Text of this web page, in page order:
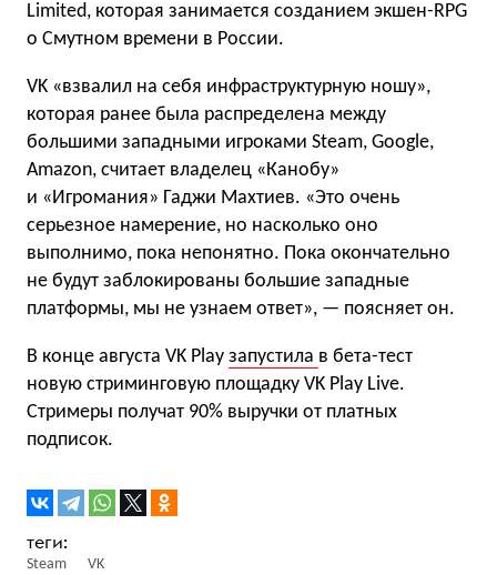
Limited, которая занимается созданием экшен-RPG
о Смутном времени в России.
VK «взвалил на себя инфраструктурную ношу»,
которая ранее была распределена между
большими западными игроками Steam, Google,
Amazon, считает владелец «Канобу»
и «Игромания» Гаджи Махтиев. «Это очень
серьезное намерение, но насколько оно
выполнимо, пока непонятно. Пока окончательно
не будут заблокированы большие западные
платформы, мы не узнаем ответ», — поясняет он.
В конце августа VK Play запустила в бета-тест
новую стриминговую площадку VK Play Live.
Стримеры получат 90% выручки от платных
подписок.
Steam VK